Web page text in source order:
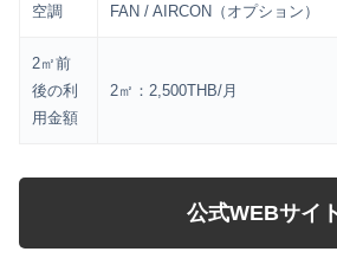
空調 FAN / AIRCON（オプション）
2㎡前
後の利
用金額
2㎡：2,500THB/月
公式WEBサイ